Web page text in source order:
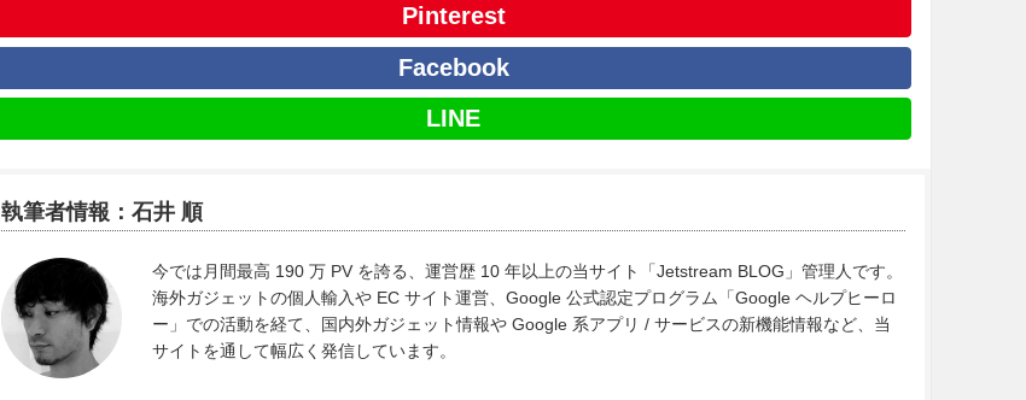
Pinterest
Facebook
LINE
執筆者情報：石井 順
今では月間最高 190 万 PV を誇る、運営歴 10 年以上の当サイト「Jetstream BLOG」管理人です。
海外ガジェットの個人輸入や EC サイト運営、Google 公式認定プログラム「Google ヘルプヒーロ
ー」での活動を経て、国内外ガジェット情報や Google 系アプリ / サービスの新機能情報など、当
サイトを通して幅広く発信しています。